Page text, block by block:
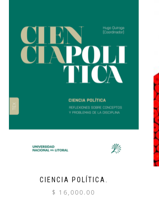
CIENCIA POLÍTICA.
$ 16,000.00